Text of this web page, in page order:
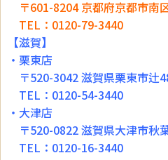
〒601-8204 京都府京都市南
TEL：0120-79-3440
【滋賀】
・栗東店
〒520-3042 滋賀県栗東市辻
TEL：0120-54-3440
・大津店
〒520-0822 滋賀県大津市秋
TEL：0120-16-3440